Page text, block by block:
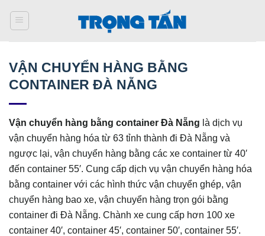
qua
VẬN CHUYỂN HÀNG BẰNG
CONTAINER ĐÀ NẴNG
Vận chuyển hàng bằng container Đà Nẵng là dịch vụ
vận chuyển hàng hóa từ 63 tỉnh thành đi Đà Nẵng và
ngược lại, vận chuyển hàng bằng các xe container từ 40′
đến container 55′. Cung cấp dịch vụ vận chuyển hàng hóa
bằng container với các hình thức vận chuyển ghép, vận
chuyển hàng bao xe, vận chuyển hàng trọn gói bằng
container đi Đà Nẵng. Chành xe cung cấp hơn 100 xe
container 40′, container 45′, container 50′, container 55′.